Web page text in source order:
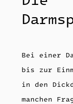
Bei einer
bis zur
in den
manchen